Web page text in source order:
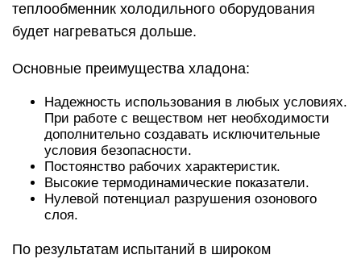
теплообменник холодильного оборудования
будет нагреваться дольше.
Основные преимущества хладона:
Надежность использования в любых условиях.
При работе с веществом нет необходимости
дополнительно создавать исключительные
условия безопасности.
Постоянство рабочих характеристик.
Высокие термодинамические показатели.
Нулевой потенциал разрушения озонового
слоя.
По результатам испытаний в широком